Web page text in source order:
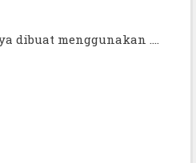
dibuat menggunakan ....